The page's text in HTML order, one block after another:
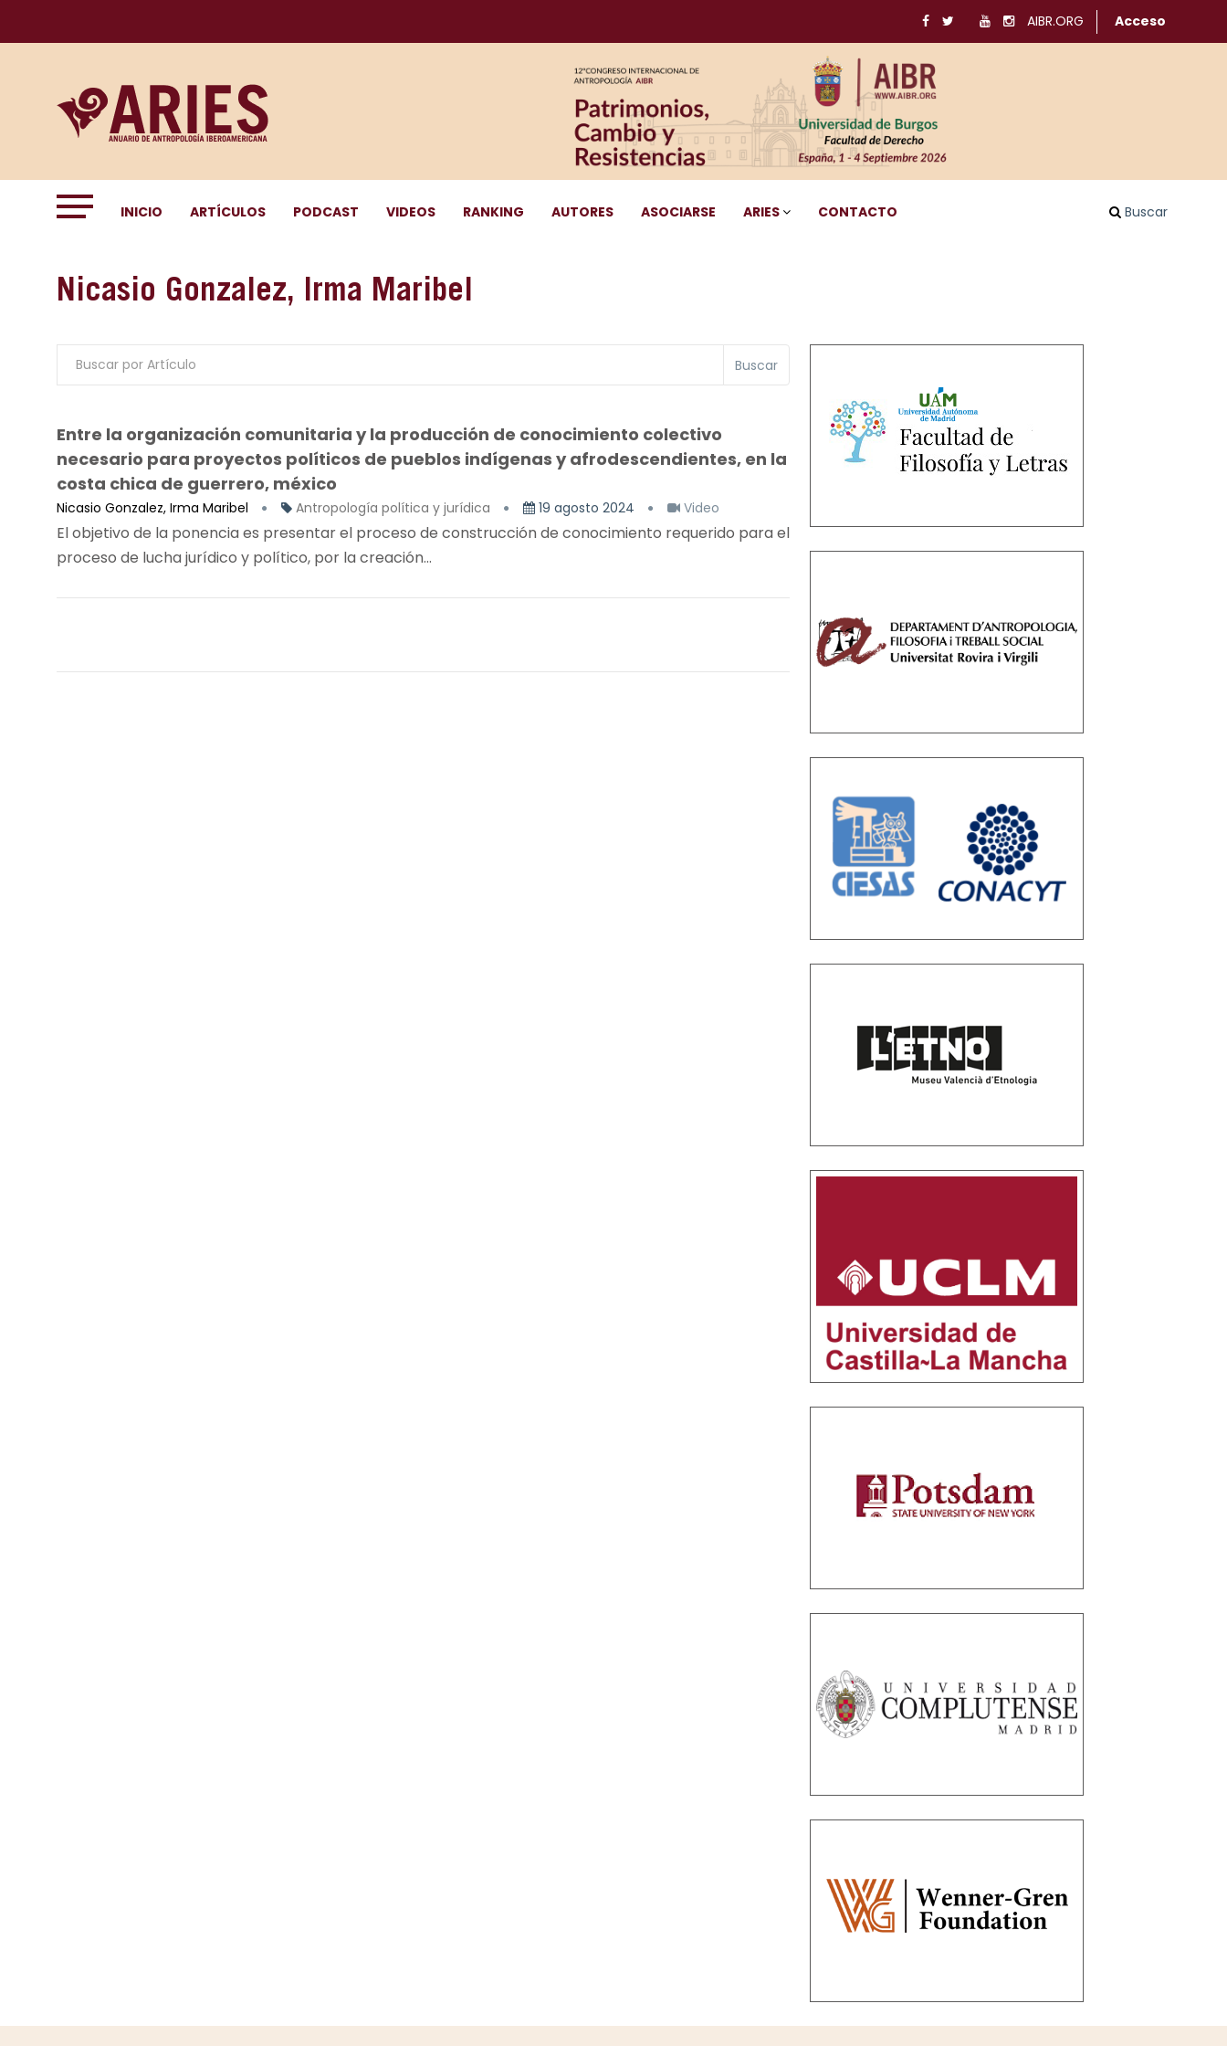
AIBR.ORG Acceso
INICIO ARTÍCULOS PODCAST VIDEOS RANKING AUTORES ASOCIARSE ARIES CONTACTO Buscar
Nicasio Gonzalez, Irma Maribel
Buscar
Entre la organización comunitaria y la producción de conocimiento colectivo
necesario para proyectos políticos de pueblos indígenas y afrodescendientes, en la
costa chica de guerrero, méxico
Nicasio Gonzalez, Irma Maribel Antropología política y jurídica 19 agosto 2024 Video
El objetivo de la ponencia es presentar el proceso de construcción de conocimiento requerido para el
proceso de lucha jurídico y político, por la creación...